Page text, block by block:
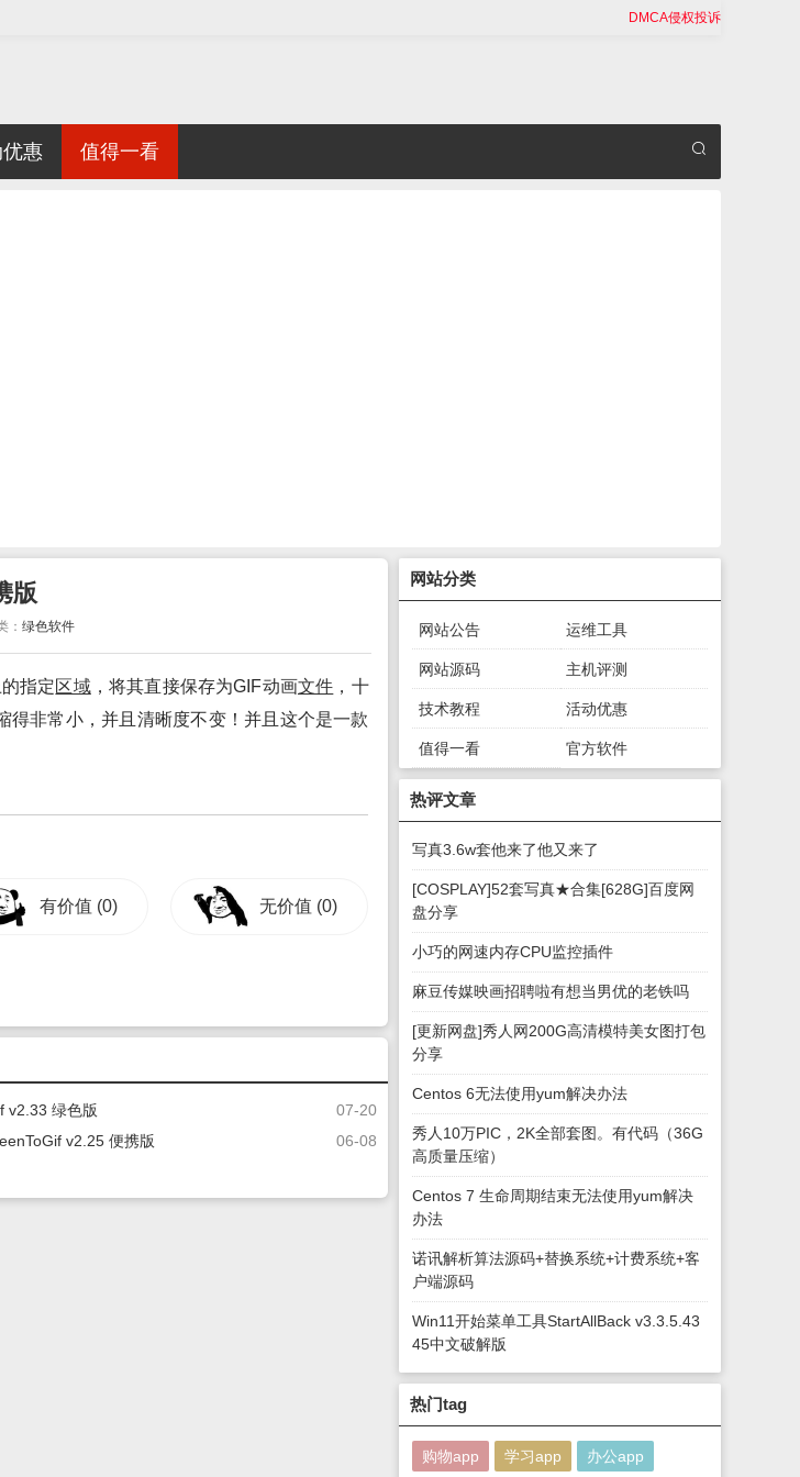
DMCA侵权投诉
惠 值得一看
版
：绿色软件
的指定区域，将其直接保存为GIF动画文件 ，十
得非常小，并且清晰度不变！并且这个是一款
有价值 (0) 无价值 (0)
07-20
v2.33 绿色版
06-08
v2.25 便携版
网站分类
网站公告 运维工具
网站源码 主机评测
技术教程 活动优惠
值得一看
绿色软件
官方软件
热评文章
写真3.6w套他来了他又来了
[COSPLAY]52套写真★合集[628G]百度网
盘分享
小巧的网速内存CPU监控插件
麻豆传媒映画招聘啦有想当男优的老铁吗
[更新网盘]秀人网200G高清模特美女图打包
分享
Centos 6无法使用yum解决办法
秀人10万PIC，2K全部套图。有代码（36G
高质量压缩）
Centos 7 生命周期结束无法使用yum解决
办法
诺讯解析算法源码+替换系统+计费系统+客
户端源码
Win11开始菜单工具StartAllBack v3.3.5.43
45中文破解版
热门tag
购物app 学习app 办公app